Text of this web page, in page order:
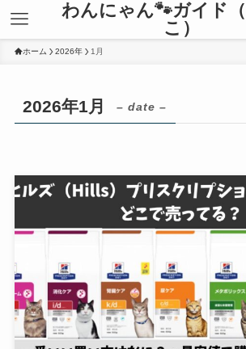
わんにゃん🐾ガイド
こ）
ホーム 2026年 1月
2026年1月 – date –